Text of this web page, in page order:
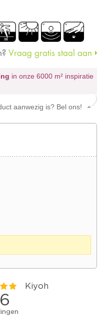
Vraag gratis staal aan
in onze 6000 m² inspiratie
aanwezig is? Bel ons!